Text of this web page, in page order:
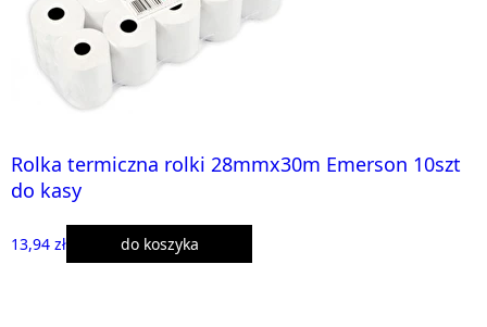
Rolka termiczna rolki 28mmx30m Emerson 10szt
do kasy
13,94 zł do koszyka